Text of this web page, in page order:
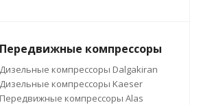
Передвижные компрессоры
Дизельные компрессоры Dalgakiran
Дизельные компрессоры Kaeser
Передвижные компрессоры Alas